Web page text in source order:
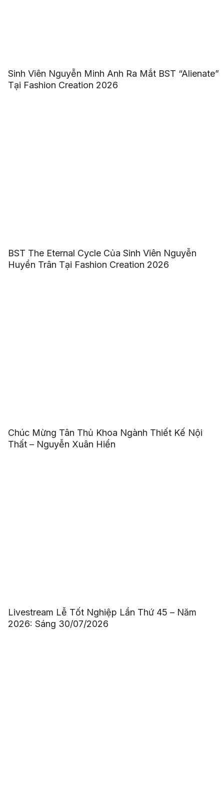
Sinh Viên Nguyễn Minh Anh Ra Mắt BST “Alienate”
Tại Fashion Creation 2026
BST The Eternal Cycle Của Sinh Viên Nguyễn
Huyền Trân Tại Fashion Creation 2026
Chúc Mừng Tân Thủ Khoa Ngành Thiết Kế Nội
Thất – Nguyễn Xuân Hiển
Livestream Lễ Tốt Nghiệp Lần Thứ 45 – Năm
2026: Sáng 30/07/2026